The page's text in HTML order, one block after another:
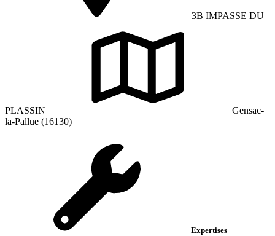
3B IMPASSE DU
PLASSIN
Gensac-
la-Pallue (16130)
Expertises